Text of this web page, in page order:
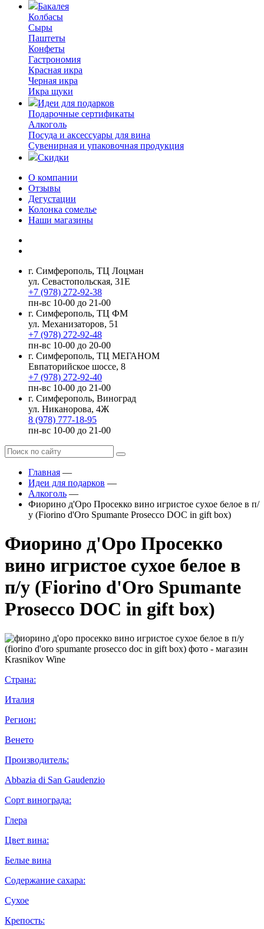
Бакалея
Колбасы
Сыры
Паштеты
Конфеты
Гастрономия
Красная икра
Черная икра
Икра щуки
Идеи для подарков
Подарочные сертификаты
Алкоголь
Посуда и аксессуары для вина
Сувенирная и упаковочная продукция
Скидки
О компании
Отзывы
Дегустации
Колонка сомелье
Наши магазины
г. Симферополь, ТЦ Лоцман
ул. Севастопольская, 31Е
+7 (978) 272-92-38
пн-вс 10-00 до 21-00
г. Симферополь, ТЦ ФМ
ул. Механизаторов, 51
+7 (978) 272-92-48
пн-вс 10-00 до 20-00
г. Симферополь, ТЦ МЕГАНОМ
Евпаторийское шоссе, 8
+7 (978) 272-92-40
пн-вс 10-00 до 21-00
г. Симферополь, Виноград
ул. Никанорова, 4Ж
8 (978) 777-18-95
пн-вс 10-00 до 21-00
Главная —
Идеи для подарков —
Алкоголь —
Фиорино д'Оро Просекко вино игристое сухое белое в п/
у (Fiorino d'Oro Spumante Prosecco DOC in gift box)
Фиорино д'Оро Просекко
вино игристое сухое белое в
п/у (Fiorino d'Oro Spumante
Prosecco DOC in gift box)
Страна:
Италия
Регион:
Венето
Производитель:
Abbazia di San Gaudenzio
Сорт винограда:
Глера
Цвет вина:
Белые вина
Содержание сахара:
Сухое
Крепость: